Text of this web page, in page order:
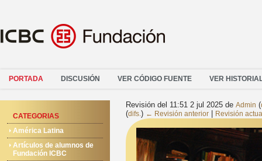
PORTADA DISCUSIÓN VER CÓDIGO FUENTE VER
CATEGORIAS
América Latina
Artículos de alumnos de
Fundación ICBC
Revisión del 11:51 2 jul 2025 de Admin (
(difs.) ← Revisión anterior Revisión